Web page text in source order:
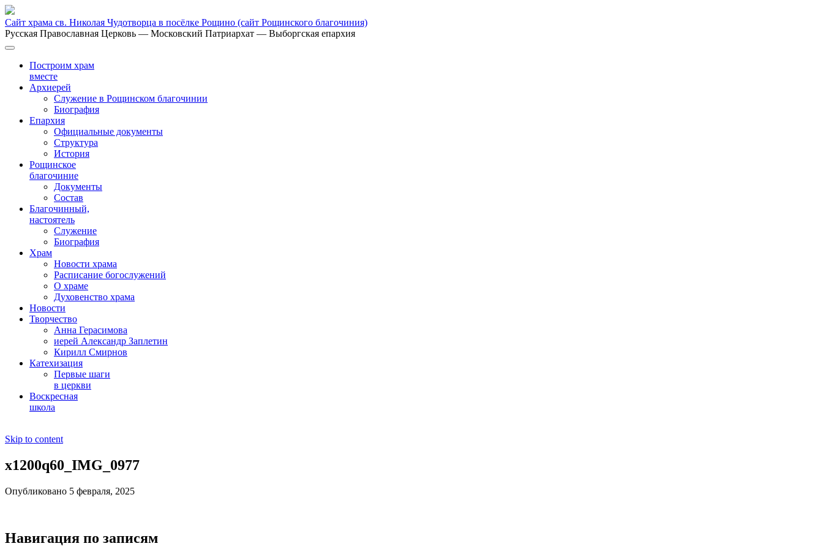
Сайт храма св. Николая Чудотворца в посёлке Рощино (сайт Рощинского благочиния)
Русская Православная Церковь — Московский Патриархат — Выборгская епархия
Построим храм
вместе
Архиерей
Служение в Рощинском благочинии
Биография
Епархия
Официальные документы
Структура
История
Рощинское
благочиние
Документы
Состав
Благочинный,
настоятель
Служение
Биография
Храм
Новости храма
Расписание богослужений
О храме
Духовенство храма
Новости
Творчество
Анна Герасимова
иерей Александр Заплетин
Кирилл Смирнов
Катехизация
Первые шаги
в церкви
Воскресная
школа
Skip to content
x1200q60_IMG_0977
Опубликовано 5 февраля, 2025
Навигация по записям